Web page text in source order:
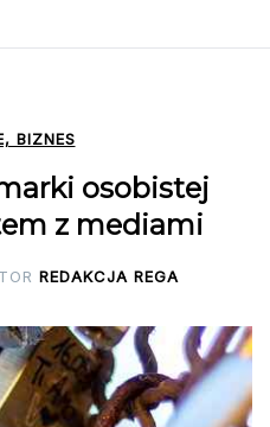
BIZNES
osobistej
z mediami
REDAKCJA REGA